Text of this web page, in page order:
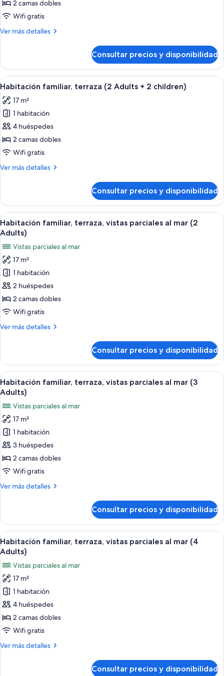
familiar,
(3
Child)
2 camas dobles
Wifi gratis
Ver más detalles
Más
familiar,
terraza
(3
+
Child)
Consultar precios y disponibilidad
Abrir
todas
las
fotos
de
Habitación
familiar,
(2
2
children)
Habitación de hotel con una cama
4
Habitación familiar, terraza (2 Adults + 2 children)
17 m²
1 habitación
4 huéspedes
2 camas dobles
Wifi gratis
Ver más detalles
Más
familiar,
terraza
(2
Adults
2
children)
Consultar precios y disponibilidad
Abrir
todas
fotos
de
Habitación
familiar,
terraza,
vistas
al
Adults)
Habitación de hotel con una cama
5
Habitación familiar, terraza, vistas parciales al mar (2
Adults)
Vistas parciales al mar
17 m²
1 habitación
2 huéspedes
2 camas dobles
Wifi gratis
Ver más detalles
Más
familiar,
terraza,
vistas
parciales
mar
(2
Adults)
Consultar precios y disponibilidad
Abrir
todas
fotos
de
Habitación
familiar,
terraza,
vistas
al
Adults)
Habitación de hotel con una cama
5
Habitación familiar, terraza, vistas parciales al mar (3
Adults)
Vistas parciales al mar
17 m²
1 habitación
3 huéspedes
2 camas dobles
Wifi gratis
Ver más detalles
Más
familiar,
terraza,
vistas
parciales
mar
(3
Adults)
Consultar precios y disponibilidad
Abrir
todas
fotos
de
Habitación
familiar,
terraza,
vistas
al
Habitación de hotel con una cama
5
Habitación familiar, terraza, vistas parciales al mar (4
Adults)
Vistas parciales al mar
17 m²
1 habitación
4 huéspedes
2 camas dobles
Wifi gratis
Ver más detalles
Más
Consultar precios y disponibilidad